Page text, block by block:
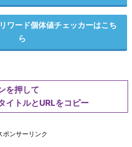
ワード個体値チェッカーはこち
ら
を押して
イトルとURLをコピー
ポンサーリンク